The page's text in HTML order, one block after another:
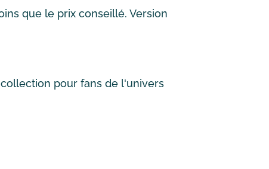
que le prix conseillé. Version
pour fans de l'univers